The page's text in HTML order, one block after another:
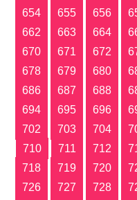
654
655 656
662
663 664
670
671 672
678
679 680
686
687 688
694
695 696
702
703 704
710
711 712
718
719 720
726
727 728